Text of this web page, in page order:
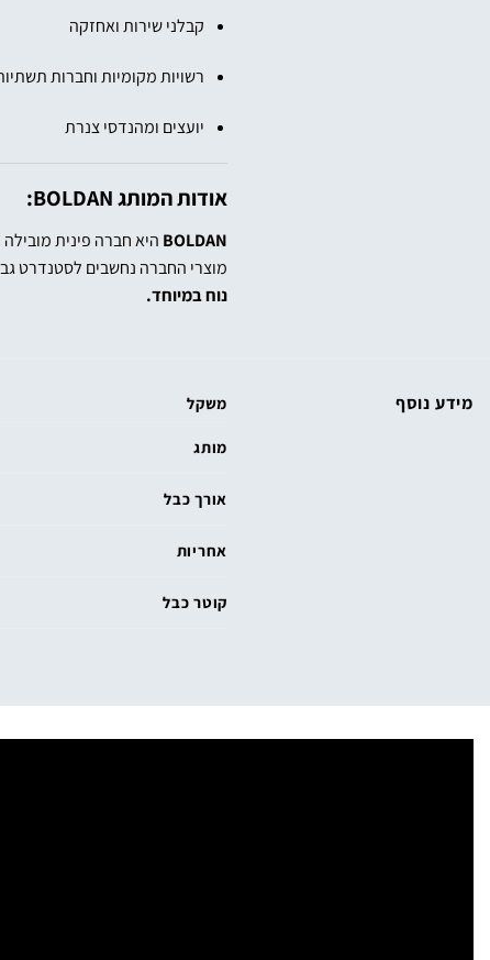
קבלני שירות ואחזקה
רשויות מקומיות וחברות
יועצים ומהנדסי צנרת
אודות המותג BOLDAN:
BOLDAN היא חברה פינית
מוצרי החברה נחשבים לסטנדרט
נוח במיוחד.
מידע נוסף משקל
מותג
אורך כבל
אחריות
קוטר כבל